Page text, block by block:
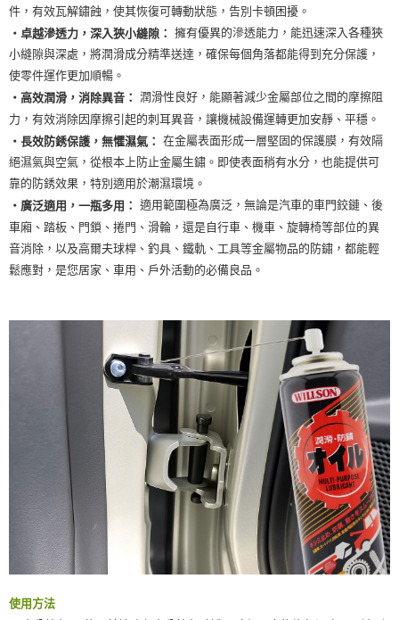
件，有效瓦解鏽蝕，使其恢復可轉動狀態，告別卡頓困擾。
‧卓越滲透力，深入狹小縫隙： 擁有優異的滲透能力，能迅速深入各種狹
小縫隙與深處，將潤滑成分精準送達，確保每個角落都能得到充分保護，
使零件運作更加順暢。
‧高效潤滑，消除異音： 潤滑性良好，能顯著減少金屬部位之間的摩擦阻
力，有效消除因摩擦引起的刺耳異音，讓機械設備運轉更加安靜、平穩。
‧長效防銹保護，無懼濕氣： 在金屬表面形成一層堅固的保護膜，有效隔
絕濕氣與空氣，從根本上防止金屬生鏽。即使表面稍有水分，也能提供可
靠的防銹效果，特別適用於潮濕環境。
‧廣泛適用，一瓶多用： 適用範圍極為廣泛，無論是汽車的車門鉸鏈、後
車廂、踏板、門鎖、捲門、滑輪，還是自行車、機車、旋轉椅等部位的異
音消除，以及高爾夫球桿、釣具、鐵軌、工具等金屬物品的防鏽，都能輕
鬆應對，是您居家、車用、戶外活動的必備良品。
使用方法